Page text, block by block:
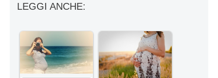
LEGGI ANCHE: